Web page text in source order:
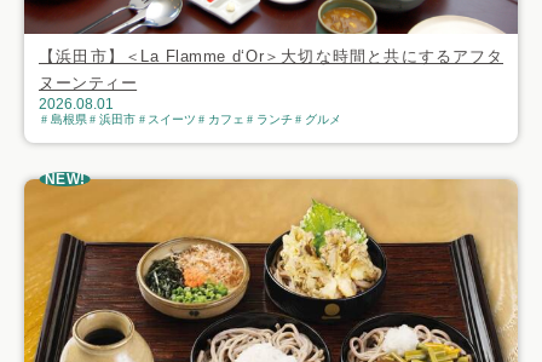
【浜田市】＜La Flamme d‘Or＞大切な時間と共にするアフタ
ヌーンティー
2026.08.01
島根県 浜田市 スイーツ カフェ ランチ グルメ
NEW!